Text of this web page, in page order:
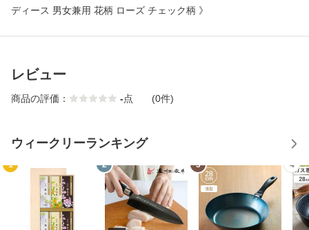
ディース 男女兼用 花柄 ローズ チェック柄 》
レビュー
商品の評価： -点 (0件)
ウィークリーランキング
1 2 3 4